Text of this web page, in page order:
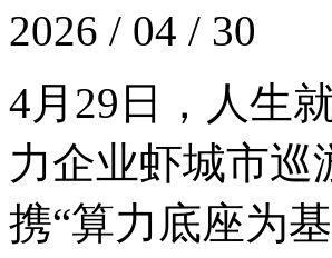
2026 / 04 / 30
4月29日，人
力企业虾城市巡
携“算力底座为基